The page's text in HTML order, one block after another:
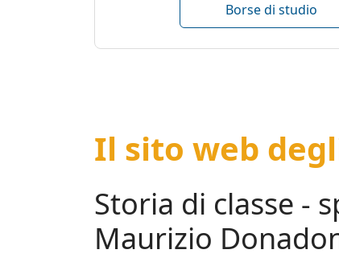
Borse di studio
Il sito web
Storia di classe -
Maurizio